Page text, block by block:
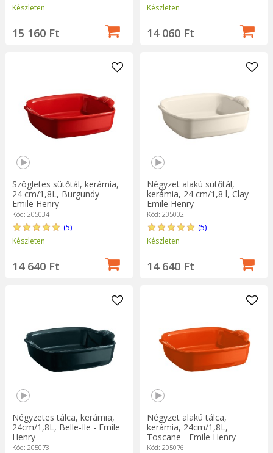
Készleten
15 160 Ft
Készleten
14 060 Ft
Szögletes sütőtál, kerámia,
24 cm/1,8L, Burgundy -
Emile Henry
Kód: 205034
(5)
Készleten
14 640 Ft
Négyzet alakú sütőtál,
kerámia, 24 cm/1,8 l, Clay -
Emile Henry
Kód: 205002
(5)
Készleten
14 640 Ft
Négyzetes tálca, kerámia,
24cm/1,8L, Belle-Ile - Emile
Henry
Kód: 205073
Négyzet alakú tálca,
kerámia, 24cm/1,8L,
Toscane - Emile Henry
Kód: 205076